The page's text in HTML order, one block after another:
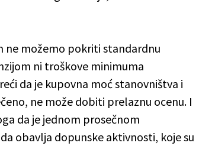
ne možemo pokriti standardnu
ni troškove minimuma
da je kupovna moć stanovništva i
ne može dobiti prelaznu ocenu. I
da je jednom prosečnom
obavlja dopunske aktivnosti, koje su